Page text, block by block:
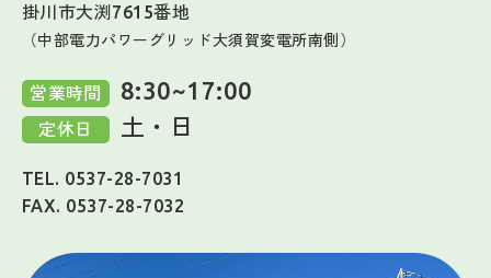
掛川市大渕7615番地
（中部電力パワーグリッド大須賀変電所南側）
営業時間 8:30~17:00
定休日 土・日
TEL. 0537-28-7031
FAX. 0537-28-7032